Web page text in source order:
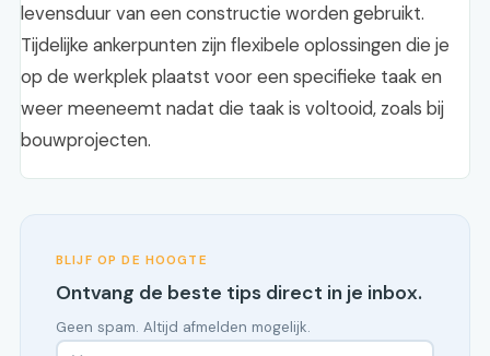
levensduur van een constructie worden gebruikt.
Tijdelijke ankerpunten zijn flexibele oplossingen die je
op de werkplek plaatst voor een specifieke taak en
weer meeneemt nadat die taak is voltooid, zoals bij
bouwprojecten.
BLIJF OP DE HOOGTE
Ontvang de beste tips direct in je inbox.
Geen spam. Altijd afmelden mogelijk.